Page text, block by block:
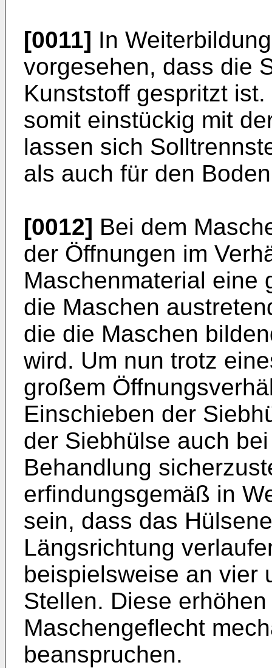
[0011] In
vorgesehen, dass die
Kunststoff gespritzt
somit einstückig mit
lassen sich
als auch für den
[0012] Bei dem
der Öffnungen im
Maschenmaterial eine
die Maschen
die die Maschen
wird. Um nun trotz
großem
Einschieben der
der Siebhülse auch
Behandlung
erfindungsgemäß in
sein, dass das
Längsrichtung
beispielsweise an vier
Stellen. Diese
Maschengeflecht
beanspruchen.